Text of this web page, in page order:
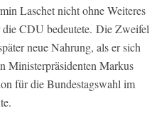
Laschet nicht ohne Weiteres
CDU bedeutete. Die Zweifel
neue Nahrung, als er sich
Ministerpräsidenten Markus
für die Bundestagswahl im